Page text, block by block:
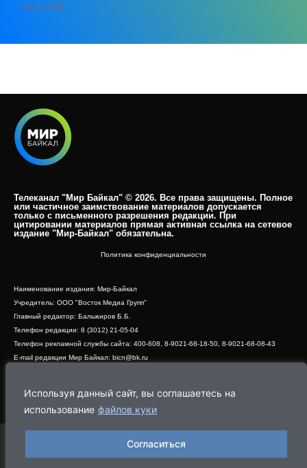
Используя данный сайт, вы соглашаетесь на
использование файлов куки
Согласиться
05.08.2026
Телеканал "Мир Байкал" © 2026. Все права защищены. Полное
или частичное заимствование материалов допускается
только с письменного разрешения редакции. При
цитировании материалов прямая активная ссылка на сетевое
издание "Мир-Байкал" обязательна.​
Политика конфиденциальности
Наименование издания: Мир-Байкал
Учредитель: ООО "Восток Медиа Групп"
Главный редактор: Бальжиров Б.Б.
Телефон редакции: 8 (3012) 21-05-04
Телефон рекламной службы сайта: 400-608, 8-9021-68-18-50, 8-9021-68-08-43
E-mail редакции Мир Байкал: bicn@bk.ru
Адрес редакции: 670000, г. Улан-Удэ, ул. Профсоюзная, дом 44, офис 1